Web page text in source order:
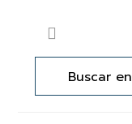
lateral
principal
Buscar
en
web